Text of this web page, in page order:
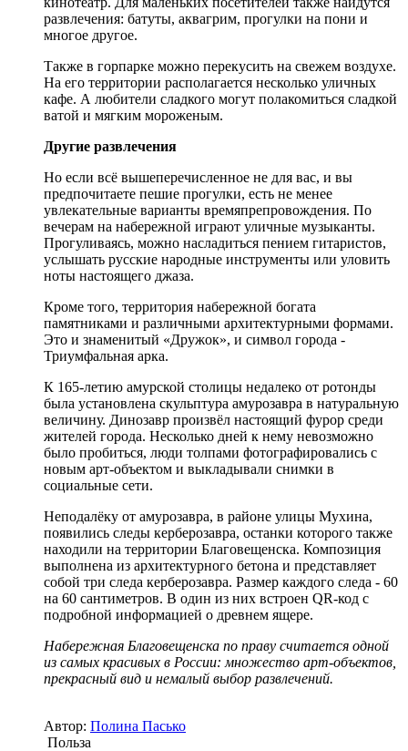
развлечения: батуты, аквагрим, прогулки на пони и
многое другое.
Также в горпарке можно перекусить на свежем воздухе.
На его территории располагается несколько уличных
кафе. А любители сладкого могут полакомиться сладкой
ватой и мягким мороженым.
Другие развлечения
Но если всё вышеперечисленное не для вас, и вы
предпочитаете пешие прогулки, есть не менее
увлекательные варианты времяпрепровождения. По
вечерам на набережной играют уличные музыканты.
Прогуливаясь, можно насладиться пением гитаристов,
услышать русские народные инструменты или уловить
ноты настоящего джаза.
Кроме того, территория набережной богата
памятниками и различными архитектурными формами.
Это и знаменитый «Дружок», и символ города -
Триумфальная арка.
К 165-летию амурской столицы недалеко от ротонды
была установлена скульптура амурозавра в натуральную
величину. Динозавр произвёл настоящий фурор среди
жителей города. Несколько дней к нему невозможно
было пробиться, люди толпами фотографировались с
новым арт-объектом и выкладывали снимки в
социальные сети.
Неподалёку от амурозавра, в районе улицы Мухина,
появились следы керберозавра, останки которого также
находили на территории Благовещенска. Композиция
выполнена из архитектурного бетона и представляет
собой три следа керберозавра. Размер каждого следа - 60
на 60 сантиметров. В один из них встроен QR-код с
подробной информацией о древнем ящере.
Набережная Благовещенска по праву считается одной
из самых красивых в России: множество арт-объектов,
прекрасный вид и немалый выбор развлечений.
Автор: Полина Пасько
Польза